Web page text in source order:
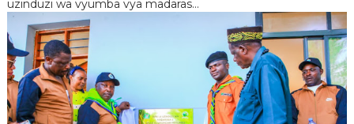
uzinduzi wa vyumba vya madaras...